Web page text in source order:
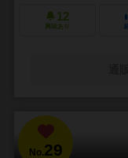
12
興味あり
No.29